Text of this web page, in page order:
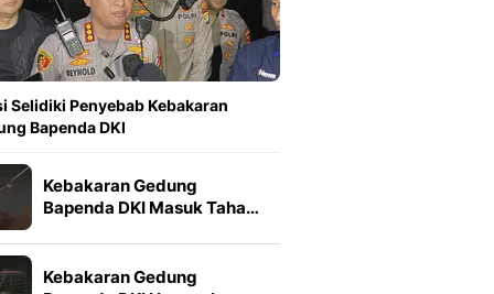
Selidiki Penyebab Kebakaran
Bapenda DKI
Kebakaran Gedung
Bapenda DKI Masuk Taha…
Kebakaran Gedung